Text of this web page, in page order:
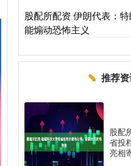
股配所配资 伊朗代表：
能煽动恐怖主义
推荐
股配
省投
亮相